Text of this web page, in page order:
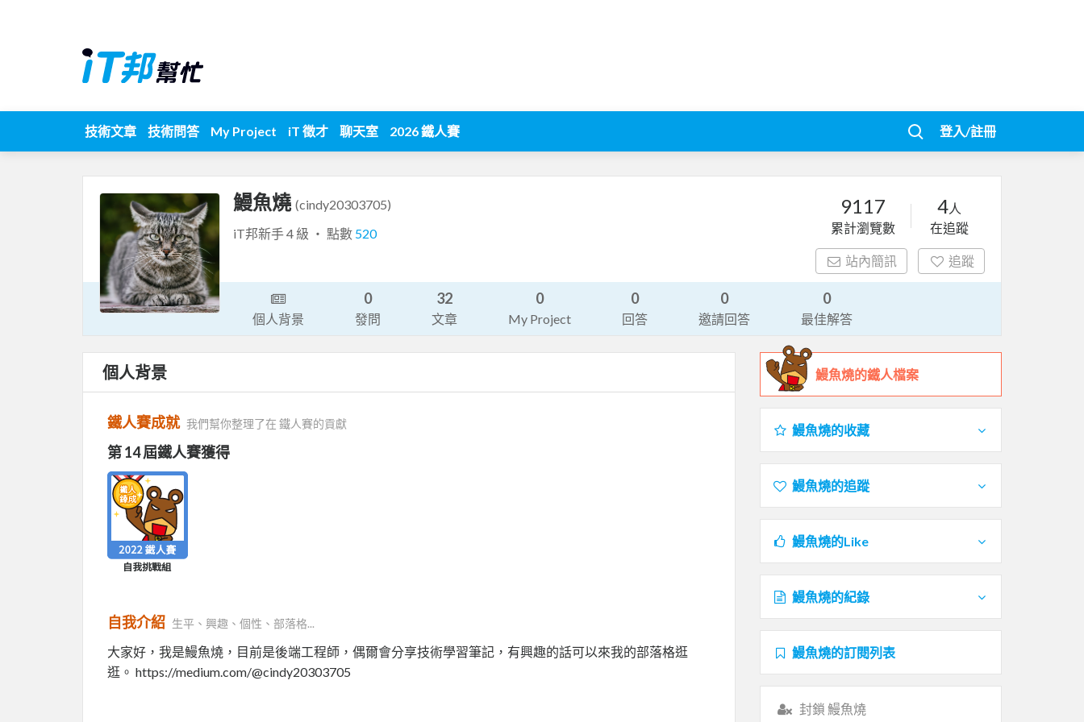
技術文章 技術問答 My Project iT 徵才 聊天室 2026 鐵人賽 登入/註冊
鰻魚燒 (cindy20303705)
iT邦新手 4 級 ‧ 點數 520
9117
累計瀏覽數
4人
在追蹤
站內簡訊 追蹤
個人背景
0
發問
32
文章
0
My Project
0
回答
0
邀請回答
0
最佳解答
個人背景
鐵人賽成就 我們幫你整理了在 鐵人賽的貢獻
第 14 屆鐵人賽獲得
自我介紹 生平、興趣、個性、部落格...
大家好，我是鰻魚燒，目前是後端工程師，偶爾會分享技術學習筆記，有興趣的話可以來我的部落格逛
逛。 https://medium.com/@cindy20303705
鰻魚燒的鐵人檔案
鰻魚燒的收藏
鰻魚燒的追蹤
鰻魚燒的Like
鰻魚燒的紀錄
鰻魚燒的訂閱列表
封鎖 鰻魚燒